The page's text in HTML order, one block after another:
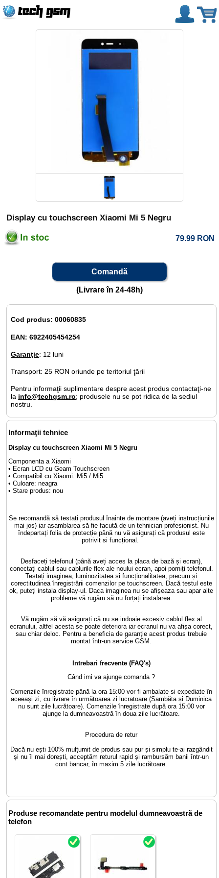
Display cu touchscreen Xiaomi Mi 5 Negru
79.99 RON
Comandă
(Livrare în 24-48h)
Cod produs: 00060835
EAN: 6922405454254
Garanţie: 12 luni
Transport: 25 RON oriunde pe teritoriul ţării
Pentru informaţii suplimentare despre acest produs contactaţi-ne
la info@techgsm.ro; produsele nu se pot ridica de la sediul
nostru.
Informaţii tehnice
Display cu touchscreen Xiaomi Mi 5 Negru
Componenta a Xiaomi
• Ecran LCD cu Geam Touchscreen
• Compatibil cu Xiaomi: Mi5 / Mi5
• Culoare: neagra
• Stare produs: nou
Se recomandă să testați produsul înainte de montare (aveți instrucțiunile
mai jos) iar asamblarea să fie facută de un tehnician profesionist. Nu
îndepartați folia de protecție până nu vă asigurați că produsul este
potrivit si funcțional.
Desfaceți telefonul (până aveți acces la placa de bază și ecran),
conectați cablul sau cablurile flex ale noului ecran, apoi porniți telefonul.
Testați imaginea, luminozitatea și funcționalitatea, precum și
corectitudinea înregistrării comenzilor pe touchscreen. Dacă testul este
ok, puteți instala display-ul. Daca imaginea nu se afișeaza sau apar alte
probleme vă rugăm să nu forțați instalarea.
Vă rugăm să vă asigurați că nu se indoaie excesiv cablul flex al
ecranului, altfel acesta se poate deteriora iar ecranul nu va afișa corect,
sau chiar deloc. Pentru a beneficia de garanție acest produs trebuie
montat într-un service GSM.
Intrebari frecvente (FAQ's)
Când imi va ajunge comanda ?
Comenzile înregistrate până la ora 15:00 vor fi ambalate si expediate în
aceeași zi, cu livrare în următoarea zi lucratoare (Sambăta și Duminica
nu sunt zile lucrătoare). Comenzile înregistrate după ora 15:00 vor
ajunge la dumneavoastră în doua zile lucrătoare.
Procedura de retur
Dacă nu ești 100% mulțumit de produs sau pur și simplu te-ai razgândit
și nu îl mai dorești, acceptăm returul rapid și rambursăm banii într-un
cont bancar, în maxim 5 zile lucrătoare.
Produse recomandate pentru modelul dumneavoastră de
telefon